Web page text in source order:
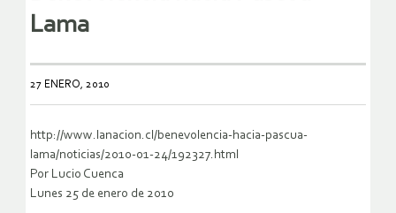
Lama
27 ENERO, 2010
http://www.lanacion.cl/benevolencia-hacia-pascua-
lama/noticias/2010-01-24/192327.html
Por Lucio Cuenca
Lunes 25 de enero de 2010